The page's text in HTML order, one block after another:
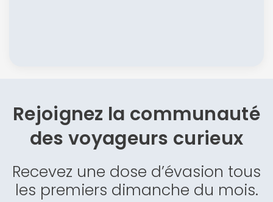
Rejoignez la communauté
desvoyageurs curieux
Recevez une dose d’évasion tous
les premiers dimanche du mois.